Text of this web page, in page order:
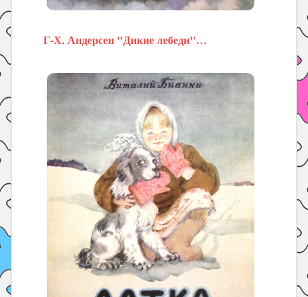
Г-Х. Андерсен "Дикие лебеди"…